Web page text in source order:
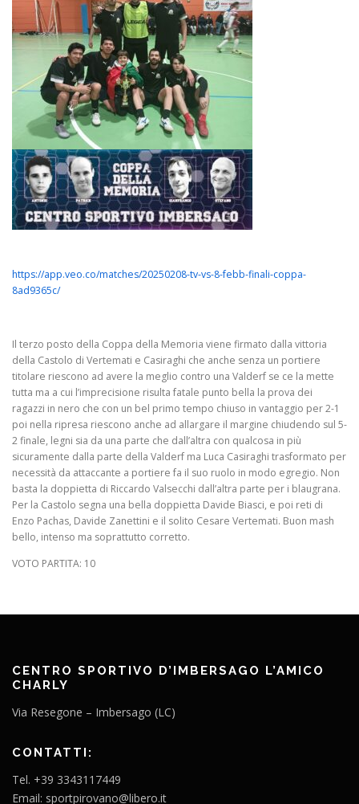
https://app.veo.co/matches/20250208-tv-vs-8-febb-finali-coppa-
8ad9365c/
Il terzo posto della Coppa della Memoria viene firmato dalla vittoria
della Castolo di Vertemati e Casiraghi che anche senza un portiere
titolare riescono ad avere la meglio contro una Valderf se ce la mette
tutta ma a cui l’imprecisione risulta fatale punto bella la prova dei
ragazzi in nero che con un bel primo tempo chiuso in vantaggio per 2-1
poi nella ripresa riescono anche ad allargare il margine chiudendo sul 5-
2 finale, legni sia da una parte che dall’altra con qualcosa in più
sicuramente dalla parte della Valderf ma Luca Casiraghi trasformato per
necessità da attaccante a portiere fa il suo ruolo in modo egregio. Non
basta la doppietta di Riccardo Valsecchi dall’altra parte per i blaugrana.
Per la Castolo segna una bella doppietta Davide Biasci, e poi reti di
Enzo Pachas, Davide Zanettini e il solito Cesare Vertemati. Buon mash
bello, intenso ma soprattutto corretto.
VOTO PARTITA: 10
CENTRO SPORTIVO D’IMBERSAGO L’AMICO
CHARLY
Via Resegone – Imbersago (LC)
CONTATTI:
Tel. +39 3343117449
Email: sportpirovano@libero.it